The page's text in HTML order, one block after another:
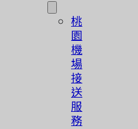
桃
園
機
場
接
送
服
務